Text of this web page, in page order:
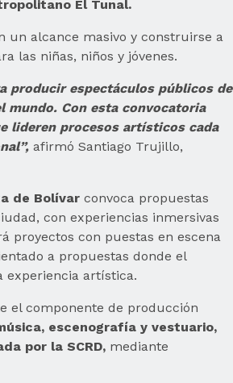
El Tunal.
un alcance masivo y construirse a
las niñas, niños y jóvenes.
producir espectáculos públicos de
mundo. Con esta convocatoria
lideren procesos artísticos cada
afirmó Santiago Trujillo,
de Bolívar convoca propuestas
con experiencias inmersivas
proyectos con puestas en escena
a propuestas donde el
experiencia artística.
el componente de producción
escenografía y vestuario,
por la SCRD, mediante